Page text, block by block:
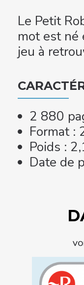
Le Petit
mot est né
jeu à
2 880
Format :
Poids :
Date de